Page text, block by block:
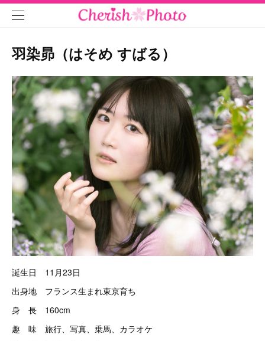
羽染昴（はそめ すばる）
誕生日 11月23日
出身地 フランス生まれ東京育ち
身 長 160cm
趣 味 旅行、写真、乗馬、カラオケ